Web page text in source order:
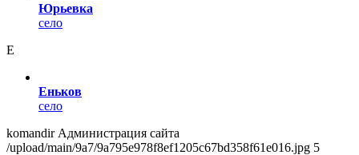
Юрьевка
село
Е
Еньков
село
komandir Администрация сайта
/upload/main/9a7/9a795e978f8ef1205c67bd358f61e016.jpg 5